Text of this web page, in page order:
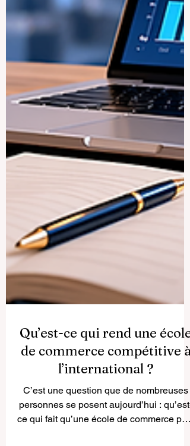
Qu’est-ce qui rend une école
de commerce compétitive à
l’international ?
C’est une question que de nombreuses